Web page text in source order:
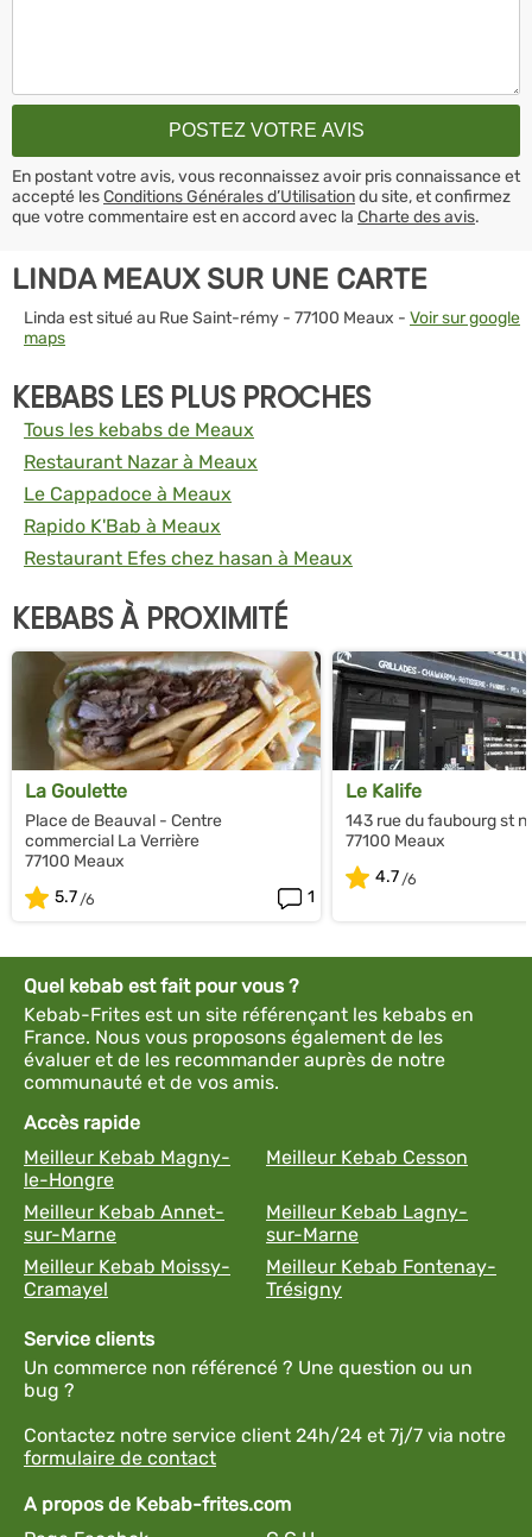
En postant votre avis, vous reconnaissez avoir pris connaissance et
accepté lesConditions Générales d’Utilisationdu site, et confirmez
que votre commentaire est en accord avec la Charte des avis.
LINDA MEAUX SUR UNE CARTE
Linda est situé au Rue Saint-rémy - 77100 Meaux - Voir sur google
maps
KEBABS LES PLUS PROCHES
Tous les kebabs de Meaux
Restaurant Nazar à Meaux
Le Cappadoce à Meaux
Rapido K'Bab à Meaux
Restaurant Efes chez hasan à Meaux
KEBABS À PROXIMITÉ
La Goulette
Place de Beauval - Centre
commercial La Verrière
77100 Meaux
5.7
1
Le Kalife
143 rue du faubourg st
77100 Meaux
4.7
Quel kebab est fait pour vous ?
Kebab-Frites est un site référençant les kebabs en
France. Nous vous proposons également de les
évaluer et de les recommander auprès de notre
communauté et de vos amis.
Accès rapide
Meilleur Kebab Magny-
le-Hongre
Meilleur Kebab Cesson
Meilleur Kebab Annet-
sur-Marne
Meilleur Kebab Lagny-
sur-Marne
Meilleur Kebab Moissy-
Cramayel
Meilleur Kebab Fontenay-
Trésigny
Service clients
Un commerce non référencé ? Une question ou un
bug ?
Contactez notre service client 24h/24 et 7j/7 via notre
formulaire de contact
A propos de Kebab-frites.com